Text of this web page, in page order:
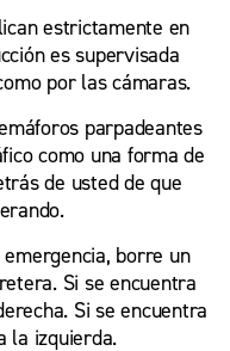
estrictamente en
es supervisada
por las cámaras.
parpadeantes
como una forma de
de usted de que
borre un
Si se encuentra
Si se encuentra
la izquierda.